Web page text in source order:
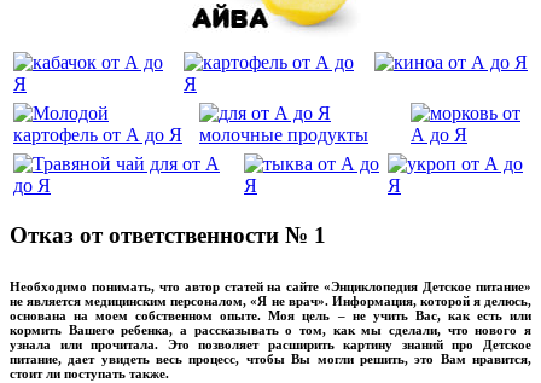
Отказ от ответственности № 1
Необходимо понимать, что автор статей на сайте «Энциклопедия Детское питание»
не является медицинским персоналом, «Я не врач». Информация, которой я делюсь,
основана на моем собственном опыте. Моя цель – не учить Вас, как есть или
кормить Вашего ребенка, а рассказывать о том, как мы сделали, что нового я
узнала или прочитала. Это позволяет расширить картину знаний про Детское
питание, дает увидеть весь процесс, чтобы Вы могли решить, это Вам нравится,
стоит ли поступать также.